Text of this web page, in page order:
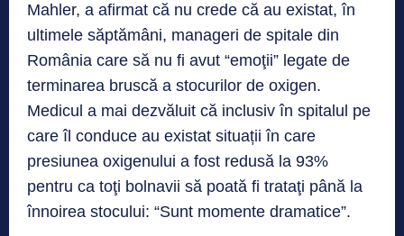
Mahler, a afirmat că nu crede că au existat, în
ultimele săptămâni, manageri de spitale din
România care să nu fi avut “emoţii” legate de
terminarea bruscă a stocurilor de oxigen.
Medicul a mai dezvăluit că inclusiv în spitalul pe
care îl conduce au existat situații în care
presiunea oxigenului a fost redusă la 93%
pentru ca toţi bolnavii să poată fi trataţi până la
înnoirea stocului: “Sunt momente dramatice”.